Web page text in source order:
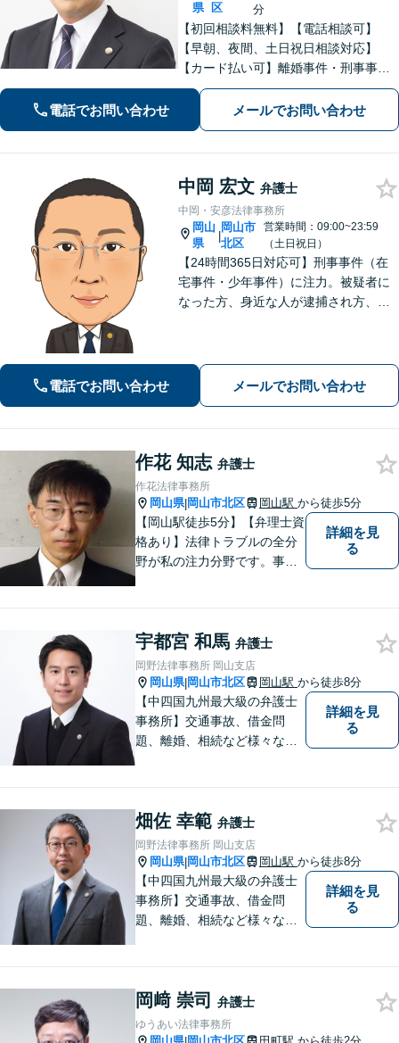
県
区
分
【初回相談料無料】【電話相談可】
【早朝、夜間、土日祝日相談対応】
【カード払い可】離婚事件・刑事事
件・交通事故の専門弁護士があなたの
お悩みを解決いたします。一人で悩ま
ずに新たな一歩をわたしたちと。
電話でお問い合わせ メールでお問い合わせ
中岡 宏文 弁護士
中岡・安彦法律事務所
岡山
県
|
岡山市
北区
営業時間：09:00~23:59
（土日祝日）
【24時間365日対応可】刑事事件（在
宅事件・少年事件）に注力。被疑者に
なった方、身近な人が逮捕され方、す
電話でお問い合わせ メールでお問い合わせ
作花 知志 弁護士
作花法律事務所
岡山県|岡山市北区 岡山駅 から徒歩5分
【岡山駅徒歩5分】【弁理士資
格あり】法律トラブルの全分
野が私の注力分野です。事務
ラス対応】【後払い対応】
【日弁連国際人権問題委員会
所属】お困りの方は、お気軽
にご相談下さい。
詳細を見
る
宇都宮 和馬 弁護士
岡野法律事務所 岡山支店
岡山県|岡山市北区 岡山駅 から徒歩8分
【中四国九州最大級の弁護士
事務所】交通事故、借金問
題、離婚、相続など様々な問
い！
詳細を見
る
畑佐 幸範 弁護士
岡野法律事務所 岡山支店
岡山県|岡山市北区 岡山駅 から徒歩8分
【中四国九州最大級の弁護士
事務所】交通事故、借金問
題、離婚、相続など様々な問
い！
詳細を見
る
岡﨑 崇司 弁護士
ゆうあい法律事務所